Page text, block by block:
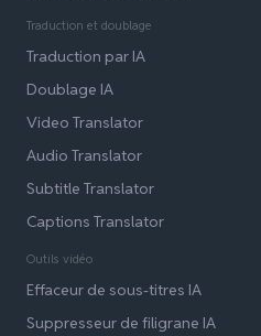
Traduction et doublage
Traduction par IA
Doublage IA
Video Translator
Audio Translator
Subtitle Translator
Captions Translator
Outils vidéo
Effaceur de sous-titres IA
Suppresseur de filigrane IA